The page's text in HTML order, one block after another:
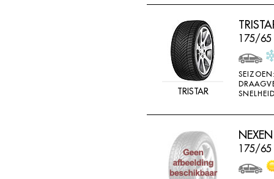
TRISTAR
175/65
175/65